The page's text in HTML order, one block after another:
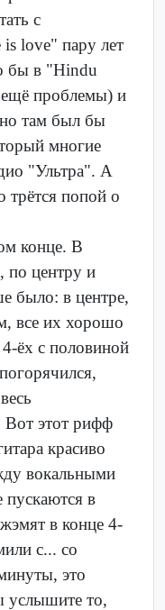
с
love" пару лет
бы в "Hindu
ещё проблемы) и
там был бы
многие
"Ультра". А
трётся попой о
конце. В
по центру и
было: в центре,
все их хорошо
ёх с половиной
Вот этот рифф
красиво
вокальными
пускаются в
в конце 4-
с... со
это
услышите то,